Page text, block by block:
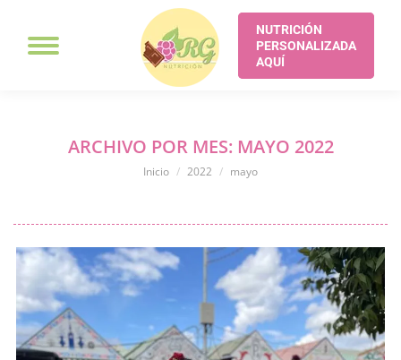
NUTRICIÓN
PERSONALIZADA
AQUÍ
ARCHIVO POR MES: MAYO 2022
Estás aquí:
Inicio 2022 mayo